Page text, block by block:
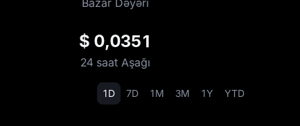
Bazar Dəyəri
$ 0,0351
24 saat Aşağı
1D 7D 1M 3M 1Y YTD